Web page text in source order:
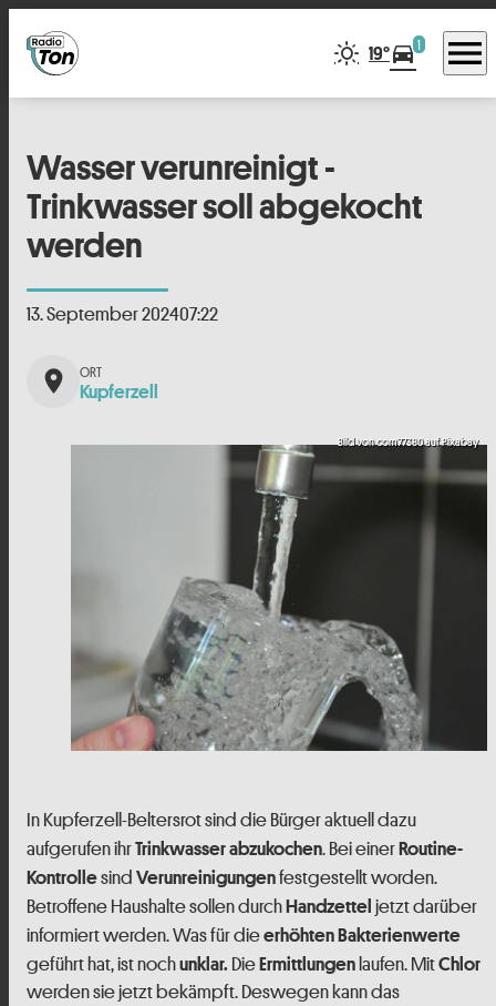
19°directions_car1 menu
Wasser verunreinigt -
Trinkwasser soll abgekocht
werden
13. September 202407:22
place Kupferzell
Bild von com77380 auf Pixabay
In Kupferzell-Beltersrot sind die Bürger aktuell dazu
aufgerufen ihrTrinkwasser abzukochen. Bei einerRoutine-
Kontrollesind Verunreinigungenfestgestellt worden.
Betroffene Haushalte sollen durchHandzettel jetzt darüber
informiert werden. Was für dieerhöhten Bakterienwerte
geführt hat, ist nochunklar. DieErmittlungenlaufen. MitChlor
werden sie jetzt bekämpft. Deswegen kann das